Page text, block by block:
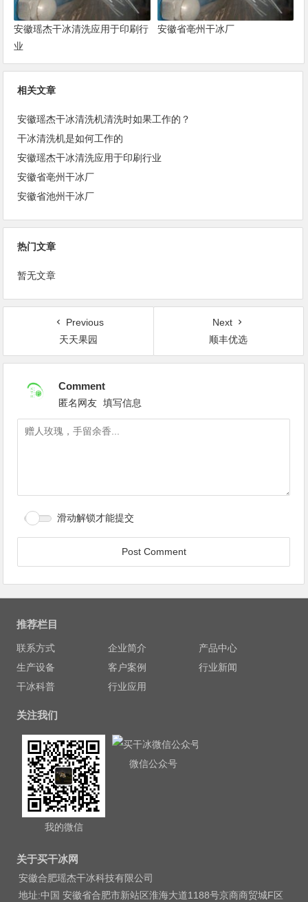
安徽瑶杰干冰清洗应用于印刷行
业
安徽省亳州干冰厂
相关文章
安徽瑶杰干冰清洗机清洗时如果工作的？
干冰清洗机是如何工作的
安徽瑶杰干冰清洗应用于印刷行业
安徽省亳州干冰厂
安徽省池州干冰厂
热门文章
暂无文章
Previous
天天果园
Next
顺丰优选
Comment
匿名网友 填写信息
滑动解锁才能提交
推荐栏目
联系方式 企业简介
产品中心
生产设备
客户案例
行业新闻
干冰科普
行业应用
关注我们
我的微信
微信公众号
关于买干冰网
安徽合肥瑶杰干冰科技有限公司
地址:中国 安徽省合肥市新站区淮海大道1188号京商商贸城F区